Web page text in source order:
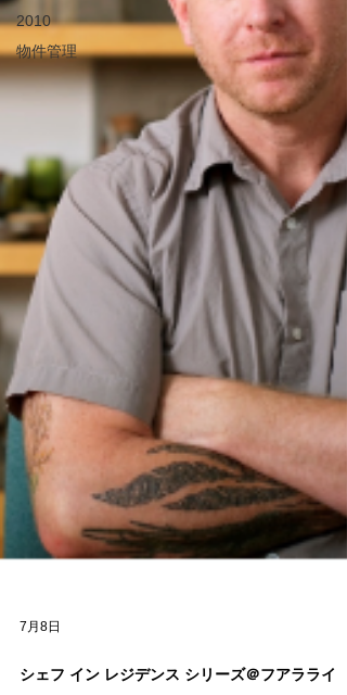
2010
物件管理